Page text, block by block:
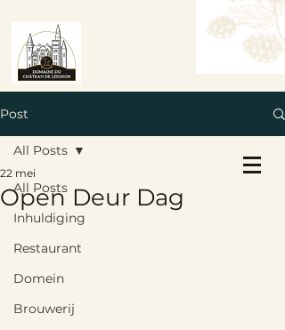
Post
All Posts
Inhuldiging
Restaurant
Domein
Brouwerij
All Posts
Open Deur Dag
22 mei